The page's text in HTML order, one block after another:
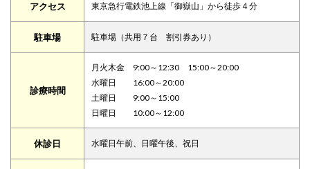
アクセス 東京急行電鉄池上線「御嶽山」から徒歩４分
駐車場 駐車場（共用７台 割引券あり）
診療時間
月火木金 9:00～12:30 15:00～20:00
水曜日 16:00～20:00
土曜日 9:00～15:00
日曜日 10:00～12:00
休診日 水曜日午前、日曜午後、祝日